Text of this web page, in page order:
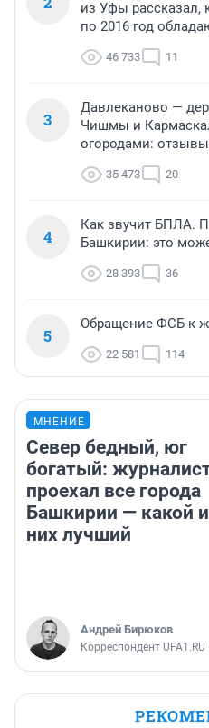
из Уфы рассказал,
по 2016 год
46 733 11
3
Давлеканово —
Чишмы и
огородами:
35 473 20
4
Как звучит БПЛА.
Башкирии: это
28 393 36
5
Обращение ФСБ к
22 581 114
МНЕНИЕ
Север бедный, юг
богатый:
проехал все города
Башкирии — какой
них лучший
Андрей Бирюков
Корреспондент UFA1.RU